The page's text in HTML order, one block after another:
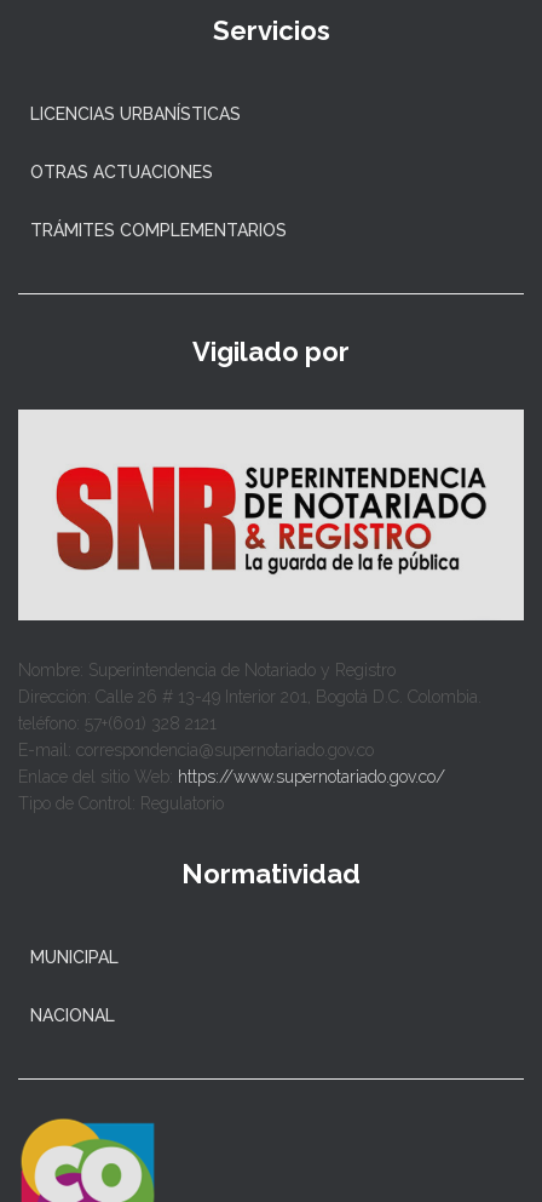
Servicios
LICENCIAS URBANÍSTICAS
OTRAS ACTUACIONES
TRÁMITES COMPLEMENTARIOS
Vigilado por
Nombre: Superintendencia de Notariado y Registro
Dirección: Calle 26 # 13-49 Interior 201, Bogotá D.C. Colombia.
teléfono: 57+(601) 328 2121
E-mail: correspondencia@supernotariado.gov.co
Enlace del sitio Web: https://www.supernotariado.gov.co/
Tipo de Control: Regulatorio
Normatividad
MUNICIPAL
NACIONAL